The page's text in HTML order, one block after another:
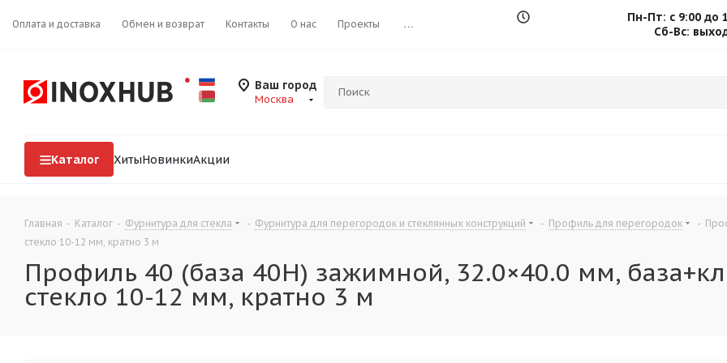
Оплата и доставка Обмен и возврат Контакты О нас Проекты ...
Пн-Пт: с 9:00 до
Сб-Вс:
Ваш город
Москва
Каталог ХитыНовинкиАкции
Главная - Каталог - Фурнитура для стекла - Фурнитура для перегородок и стеклянных конструкций - Профиль для перегородок -
стекло 10-12 мм, кратно 3 м
Профиль 40 (база 40H) зажимной, 32.0×40.0 мм,
стекло 10-12 мм, кратно 3 м